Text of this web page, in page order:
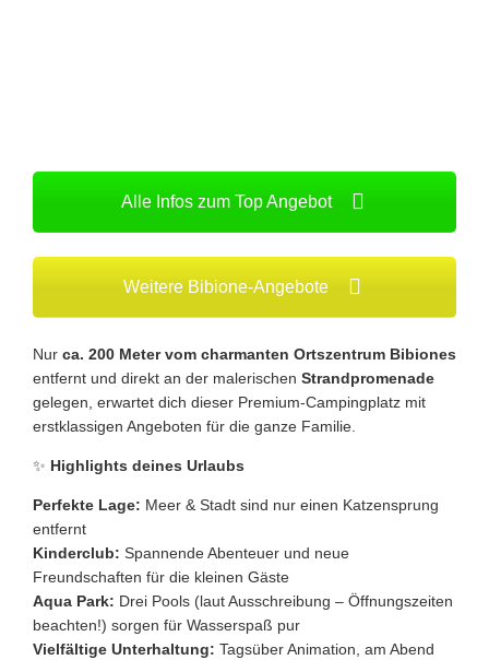
Alle Infos zum Top Angebot
Weitere Bibione-Angebote
Nur ca. 200 Meter vom charmanten Ortszentrum Bibiones
entfernt und direkt an der malerischen Strandpromenade
gelegen, erwartet dich dieser Premium-Campingplatz mit
erstklassigen Angeboten für die ganze Familie.
✨ Highlights deines Urlaubs
Perfekte Lage: Meer & Stadt sind nur einen Katzensprung
entfernt
Kinderclub: Spannende Abenteuer und neue
Freundschaften für die kleinen Gäste
Aqua Park: Drei Pools (laut Ausschreibung – Öffnungszeiten
beachten!) sorgen für Wasserspaß pur
Vielfältige Unterhaltung: Tagsüber Animation, am Abend